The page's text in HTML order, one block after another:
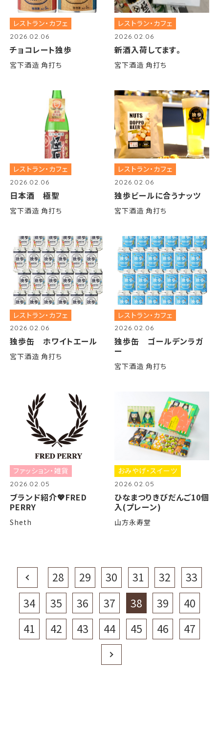
レストラン・カフェ
2026.02.06
チョコレート独歩
宮下酒造 角打ち
レストラン・カフェ
2026.02.06
新酒入荷してます。
宮下酒造 角打ち
レストラン・カフェ
2026.02.06
日本酒 極聖
宮下酒造 角打ち
レストラン・カフェ
2026.02.06
独歩ビールに合うナッツ
宮下酒造 角打ち
レストラン・カフェ
2026.02.06
独歩缶 ホワイトエール
宮下酒造 角打ち
レストラン・カフェ
2026.02.06
独歩缶 ゴールデンラガ
ー
宮下酒造 角打ち
ファッション・雑貨
2026.02.05
ブランド紹介💖FRED
PERRY
Sheth
おみやげ・スイーツ
2026.02.05
ひなまつりきびだんご10個
入(プレーン)
山方永寿堂
Prev 28 29 30 31 32
33
34
35 36 37 38 39
40
41
42 43 44 45 46
47
Next